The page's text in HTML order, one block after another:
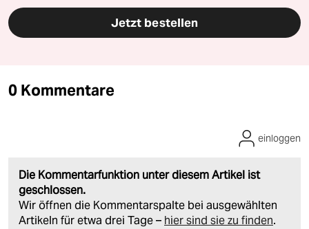
Jetzt bestellen
0 Kommentare
Die Kommentarfunktion unter diesem Artikel ist
geschlossen.
Wir öffnen die Kommentarspalte bei ausgewählten
Artikeln für etwa drei Tage – hier sind sie zu finden.
einloggen